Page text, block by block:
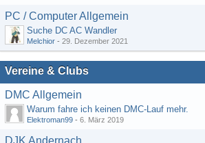
PC / Computer Allgemein
Suche DC AC Wandler
Melchior - 29. Dezember 2021
Vereine & Clubs
DMC Allgemein
Warum fahre ich keinen DMC-Lauf mehr.
Elektroman99 - 6. März 2019
DJK Andernach